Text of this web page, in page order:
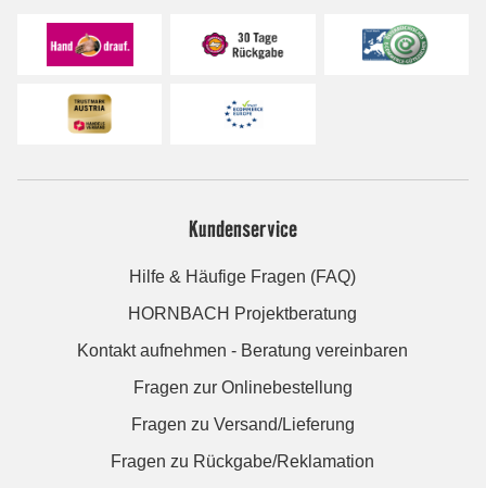
Kundenservice
Hilfe & Häufige Fragen (FAQ)
HORNBACH Projektberatung
Kontakt aufnehmen - Beratung vereinbaren
Fragen zur Onlinebestellung
Fragen zu Versand/Lieferung
Fragen zu Rückgabe/Reklamation